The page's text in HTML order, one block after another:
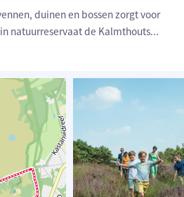
duinen en bossen zorgt voor
natuurreservaat de Kalmthouts...